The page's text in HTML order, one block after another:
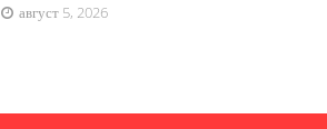
август 5, 2026